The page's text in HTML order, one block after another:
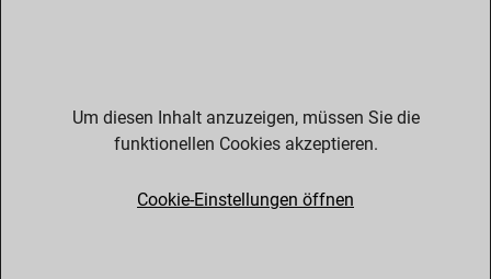
Um diesen Inhalt anzuzeigen, müssen Sie die
funktionellen Cookies akzeptieren.
Cookie-Einstellungen öffnen